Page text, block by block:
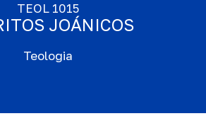
TEOL 1015
JOÁNICOS
Teologia